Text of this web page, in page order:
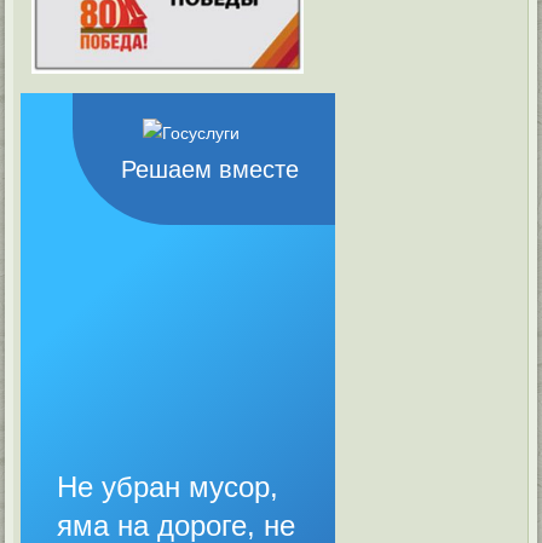
Решаем вместе
Не убран мусор,
яма на дороге, не